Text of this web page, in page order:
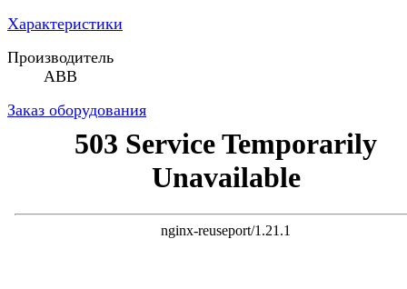
Характеристики
Производитель
ABB
Заказ оборудования